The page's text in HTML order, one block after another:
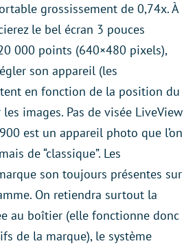
grossissement de 0,74x. À
le bel écran 3 pouces
000 points (640×480 pixels),
son appareil (les
en fonction de la position du
images. Pas de visée LiveView
est un appareil photo que l’on
de “classique”. Les
son toujours présentes sur
On retiendra surtout la
au boîtier (elle fonctionne donc
de la marque), le système